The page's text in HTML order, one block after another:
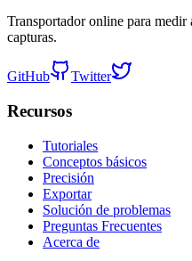
Transportador online para
capturas.
GitHub Twitter
Recursos
Tutoriales
Conceptos básicos
Precisión
Exportar
Solución de problemas
Preguntas Frecuentes
Acerca de